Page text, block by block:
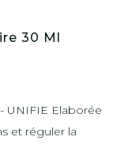
30 Ml
UNIFIE Elaborée
et réguler la